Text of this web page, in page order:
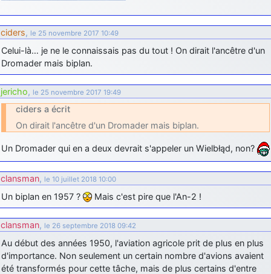
d9pouces: Joyeux Noël à tous !
d9pouces : mais tu peux tenter l'un des rares lycées militaires
comme le Prytanée dans la Sarthe, ça ne peut pas faire de mal !
d9pouces: C'est plutôt après le lycée, voire après une prépa
scientifique, tu as donc encore un peu de temps devant toi
yaellerigolow: bonjour a tous je suis un élève de première
passionnée par l'aviation militaire , pourrais je savoir que faire après
: bonsoir, très instructif ce site .mais nous aimerions avoir
d9pouces: Ça me casse quand même bien les pieds, j’avoue
jericho : Pour moi tout est à nouveau OK dirait-on… Merci à toi.
d9pouces: En espérant n’avoir coupé les accessoires de personne
d9pouces: j'ai trouvé un palliatif un peu violent, mais ça devrait aller
un peu mieux
ciders, le 25 novembre 2017 10:49
Celui-là… je ne le connaissais pas du tout ! On dirait l'ancêtre d'un
Dromader mais biplan.
jericho, le 25 novembre 2017 19:49
ciders a écrit
On dirait l'ancêtre d'un Dromader mais biplan.
Un Dromader qui en a deux devrait s'appeler un Wielbłąd, non?
clansman, le 10 juillet 2018 10:00
Un biplan en 1957 ? Mais c'est pire que l'An-2 !
clansman, le 26 septembre 2018 09:42
Au début des années 1950, l'aviation agricole prit de plus en plus
d'importance. Non seulement un certain nombre d'avions avaient
été transformés pour cette tâche, mais de plus certains d'entre